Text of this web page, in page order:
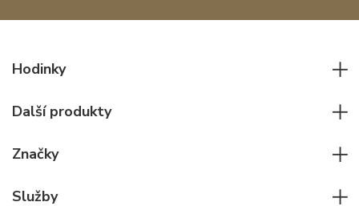
Hodinky
Dámské hodinky
Další produkty
Ostatní doplňky
Značky
Služby